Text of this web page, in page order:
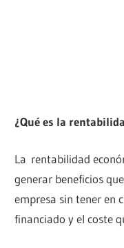
¿Qué es la
La rentabilidad
generar beneficios
empresa sin tener en
financiado y el coste